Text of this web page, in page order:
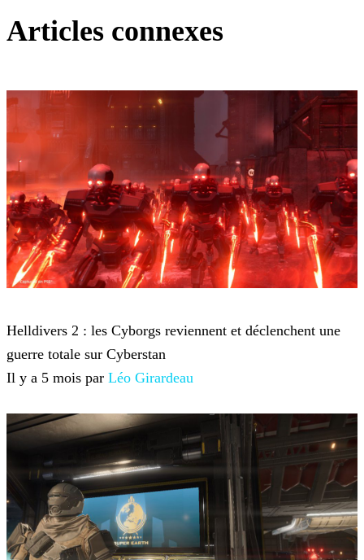
Articles connexes
Helldivers 2 : les Cyborgs reviennent et déclenchent une
guerre totale sur Cyberstan
Il y a 5 mois par Léo Girardeau